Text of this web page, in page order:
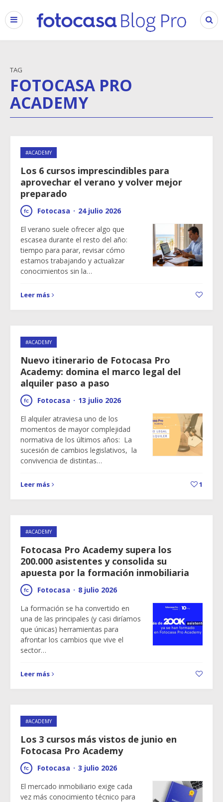
TAG
FOTOCASA PRO
ACADEMY
#ACADEMY
Los 6 cursos imprescindibles para
aprovechar el verano y volver mejor
preparado
Fotocasa · 24 julio 2026
El verano suele ofrecer algo que
escasea durante el resto del año:
tiempo para parar, revisar cómo
estamos trabajando y actualizar
conocimientos sin la…
Leer más
#ACADEMY
Nuevo itinerario de Fotocasa Pro
Academy: domina el marco legal del
alquiler paso a paso
Fotocasa · 13 julio 2026
El alquiler atraviesa uno de los
momentos de mayor complejidad
normativa de los últimos años: La
sucesión de cambios legislativos, la
convivencia de distintas…
Leer más 1
#ACADEMY
Fotocasa Pro Academy supera los
200.000 asistentes y consolida su
apuesta por la formación inmobiliaria
Fotocasa · 8 julio 2026
La formación se ha convertido en
una de las principales (y casi diríamos
que únicas) herramientas para
afrontar los cambios que vive el
sector…
Leer más
#ACADEMY
Los 3 cursos más vistos de junio en
Fotocasa Pro Academy
Fotocasa · 3 julio 2026
El mercado inmobiliario exige cada
vez más conocimiento técnico para